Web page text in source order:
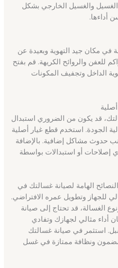
والغسيل الخارجي بشكل
أداءها.
مكان جيد التهوية وبعيدة عن
للعفن والروائح الكريهة. قم بفتح
الداخل وتجفيف المكونات
قد يكون من الضروري استبدال
الجودة. استخدم قطع غيار أصلية
حدوث مشاكل إضافية. بالإضافة
إصلاحات أو استبدالات بواسطة
الهامة لصيانة غسالتك في
للجهاز وتطويل عمره الافتراضي.
الغسالة، قد تحتاج إلى صيانة
مثالي لجهازك وتفادي
استثمر في صيانة غسالتك
ونظافة ممتازة في غسل